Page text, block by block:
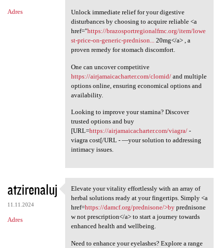
Adres
Unlock immediate relief for your digestive
disturbances by choosing to acquire reliable <a
href="https://brazosportregionalfmc.org/item/lowe
st-price-on-generic-prednison...20mg</a> , a
proven remedy for stomach discomfort.
One can uncover competitive
https://airjamaicacharter.com/clomid/and multiple
options online, ensuring economical options and
availability.
Looking to improve your stamina? Discover
trusted options and buy
[URL=https://airjamaicacharter.com/viagra/-
viagra cost[/URL - —your solution to addressing
intimacy issues.
atzirenaluj
11.11.2024
Adres
Elevate your vitality
Elevate your vitality effortlessly with an array of
herbal solutions ready at your fingertips. Simply <a
href=https://damcf.org/prednisone/>byprednisone
w not prescription</a> to start a journey towards
enhanced health and wellbeing.
Need to enhance your eyelashes? Explore a range